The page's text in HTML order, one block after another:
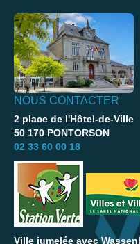
NOUS CONTACTER
2 place de l'Hôtel-de-Ville
50 170 PONTORSON
02 33 60 00 18
Ville jumelée avec